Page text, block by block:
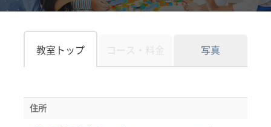
教室トップ コース・料金 写真
住所